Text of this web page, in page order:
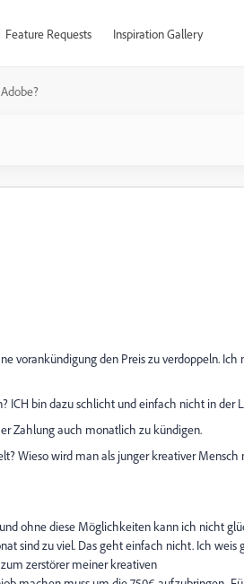
Feature Requests Inspiration Gallery
vorankündigung den Preis zu verdoppeln. Ich
ICH bin dazu schlicht und einfach nicht in der
Zahlung auch monatlich zu kündigen.
Wieso wird man als junger kreativer Mensch
ohne diese Möglichkeiten kann ich nicht
sind zu viel. Das geht einfach nicht. Ich weis
zerstörer meiner kreativen